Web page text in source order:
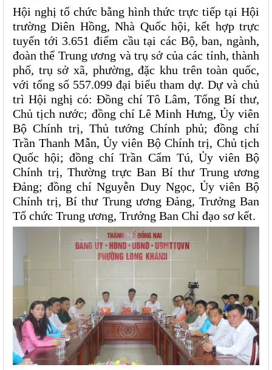
Hội nghị tổ chức bằng hình thức trực tiếp tại Hội
trường Diên Hồng, Nhà Quốc hội, kết hợp trực
tuyến tới 3.651 điểm cầu tại các Bộ, ban, ngành,
đoàn thể Trung ương và trụ sở của các tỉnh, thành
phố, trụ sở xã, phường, đặc khu trên toàn quốc,
với tổng số 557.099 đại biểu tham dự. Dự và chủ
trì Hội nghị có: Đồng chí Tô Lâm, Tổng Bí thư,
Chủ tịch nước; đồng chí Lê Minh Hưng, Ủy viên
Bộ Chính trị, Thủ tướng Chính phủ; đồng chí
Trần Thanh Mẫn, Ủy viên Bộ Chính trị, Chủ tịch
Quốc hội; đồng chí Trần Cẩm Tú, Ủy viên Bộ
Chính trị, Thường trực Ban Bí thư Trung ương
Đảng; đồng chí Nguyễn Duy Ngọc, Ủy viên Bộ
Chính trị, Bí thư Trung ương Đảng, Trưởng Ban
Tổ chức Trung ương, Trưởng Ban Chỉ đạo sơ kết.